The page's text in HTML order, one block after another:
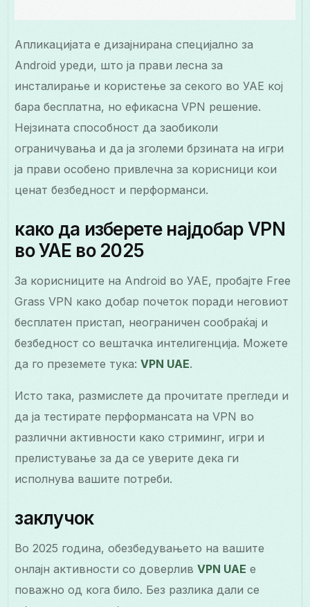
Апликацијата е дизајнирана специјално за
Android уреди, што ја прави лесна за
инсталирање и користење за секого во УАЕ кој
бара бесплатна, но ефикасна VPN решение.
Нејзината способност да заобиколи
ограничувања и да ја зголеми брзината на игри
ја прави особено привлечна за корисници кои
ценат безбедност и перформанси.
како да изберете најдобар VPN
во УАЕ во 2025
За корисниците на Android во УАЕ, пробајте Free
Grass VPN како добар почеток поради неговиот
бесплатен пристап, неограничен сообраќај и
безбедност со вештачка интелигенција. Можете
да го преземете тука:VPN UAE.
Исто така, размислете да прочитате прегледи и
да ја тестирате перформансата на VPN во
различни активности како стриминг, игри и
прелистување за да се уверите дека ги
исполнува вашите потреби.
заклучок
Во 2025 година, обезбедувањето на вашите
онлајн активности со доверливVPN UAE е
поважно од кога било. Без разлика дали се